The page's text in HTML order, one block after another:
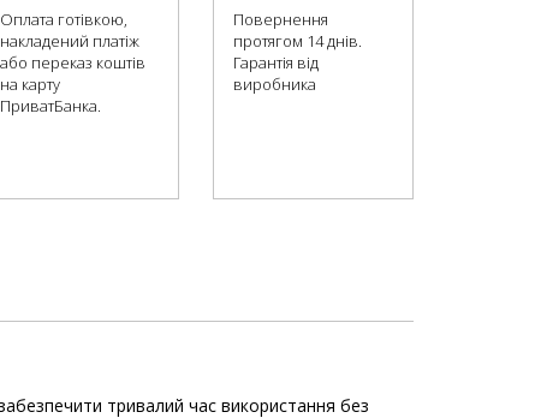
Оплата готівкою,
накладений платіж
або переказ коштів
на карту
ПриватБанка.
Повернення
протягом 14 днів.
Гарантія від
виробника
тривалий час використання без